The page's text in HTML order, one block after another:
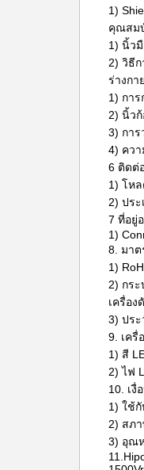
1)
คุณสม
1) นิ้ว
2) วิธี
ร่างกา
1) กา
2) นิ้ว
3) กา
4) ควา
6 ติดต่
1) โห
2) ปร
7 ที่อยู่
1)
8. มา
1)
2) กร
เครื่อง
3) ประ
9. เครื่
1) สี
2) ไฟ
10. เงื่
1) ใช้
2) สภ
3) อุณ